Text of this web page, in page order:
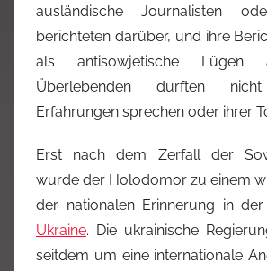
ausländische Journalisten
berichteten darüber, und ihre
als antisowjetische Lügen
Überlebenden durften
Erfahrungen sprechen oder ihrer
Erst nach dem Zerfall der
wurde der Holodomor zu einem
der nationalen Erinnerung in
Ukraine. Die ukrainische
seitdem um eine internationale